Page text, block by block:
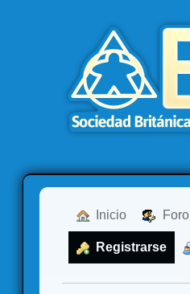
Inicio Foro
Registrarse